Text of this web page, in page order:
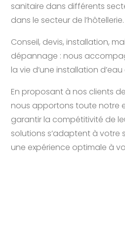
sanitaire dans différents
dans le secteur de l’hôtellerie.
Conseil, devis, installation,
dépannage : nous
la vie d’une installation
En proposant à nos clients
nous apportons toute notre
garantir la compétitivité de
solutions s’adaptent à votre
une expérience optimale à